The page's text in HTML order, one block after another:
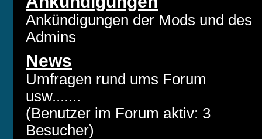
Ankündigungen der Mods und des
Admins
News
Umfragen rund ums Forum
usw.......
(Benutzer im Forum aktiv: 3
Besucher)